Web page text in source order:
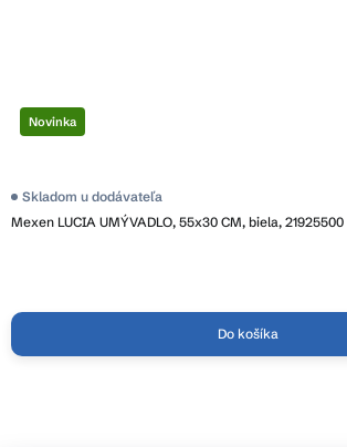
Novinka
Mexen LUCIA UMÝVADLO, 55x30 CM, biela, 21925500
Skladom u dodávateľa
Do košíka